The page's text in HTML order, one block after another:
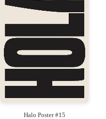
Halo Poster #15